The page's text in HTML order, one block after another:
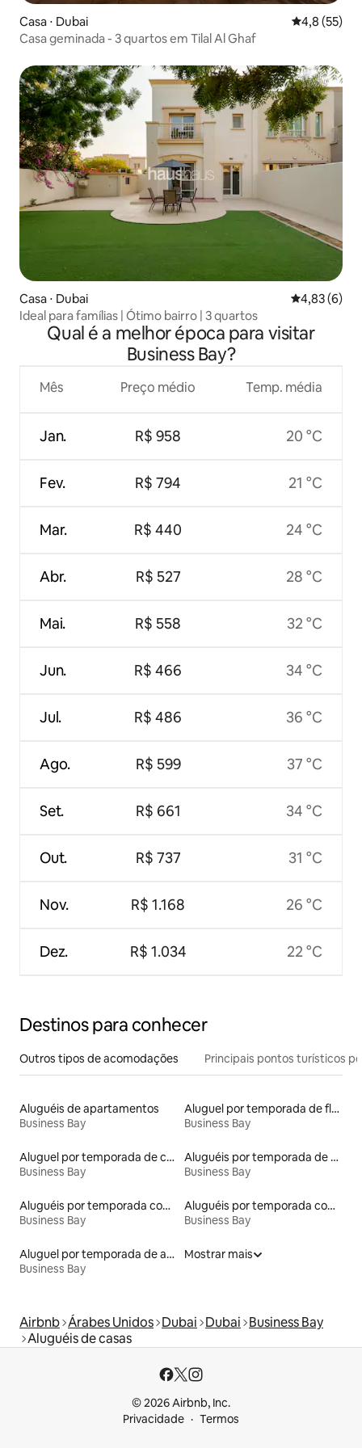
Casa ⋅ Dubai 4,8 de uma
4,8 (55)
Casa geminada - 3 quartos em Tilal Al Ghaf
Casa ⋅ Dubai 4,83 de uma
4,83 (6)
Ideal para famílias | Ótimo bairro | 3 quartos
Qual é a melhor época para visitar
Business Bay?
Mês
Jan.
Fev.
Mar.
Abr.
Mai.
Jun.
Jul.
Ago.
Set.
Out.
Nov.
Dez.
Preço médio
R$ 958
R$ 794
R$ 440
R$ 527
R$ 558
R$ 466
R$ 486
R$ 599
R$ 661
R$ 737
R$ 1.168
R$ 1.034
Temp. média
20 °C
21 °C
24 °C
28 °C
32 °C
34 °C
36 °C
37 °C
34 °C
31 °C
26 °C
22 °C
Destinos para conhecer
Outros tipos de acomodações Principais pontos turísticos
Aluguéis de apartamentos
Business Bay
Aluguel por temporada de flats
Business Bay
Aluguel por temporada de casas de veraneio
Business Bay
Aluguéis por temporada de acomodações de luxo
Business Bay
Aluguéis por temporada com sauna
Business Bay
Aluguéis por temporada com acesso à praia
Business Bay
Aluguel por temporada de apart-hotéis
Business Bay
Mostrar mais
Airbnb Árabes Unidos Dubai Dubai Business Bay
Aluguéis de casas
© 2026 Airbnb, Inc.
Privacidade
Termos